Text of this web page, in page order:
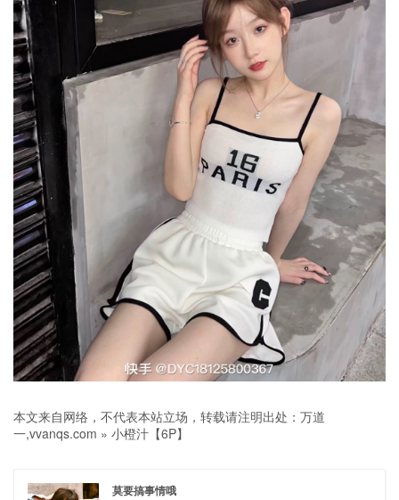
本文来自网络，不代表本站立场，转载请注明出处： 万道
一,vvanqs.com » 小橙汁【6P】
莫要搞事情哦